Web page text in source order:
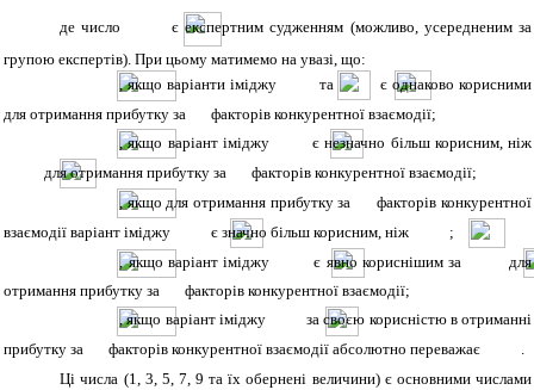
де число
є експертним судженням (можливо, усередненим за
групою експертів). При цьому матимемо на увазі, що:
, якщо варіанти іміджу
та
є однаково корисними
для отримання прибутку за
факторів конкурентної взаємодії;
, якщо варіант іміджу
є незначно більш корисним, ніж
для отримання прибутку за
факторів конкурентної взаємодії;
, якщо для отримання прибутку за
факторів конкурентної
взаємодії варіант іміджу
є значно більш корисним, ніж
;
, якщо варіант іміджу
є явно кориснішим за
для
отримання прибутку за
факторів конкурентної взаємодії;
, якщо варіант іміджу
за своєю корисністю в отриманні
прибутку за
факторів конкурентної взаємодії абсолютно переважає
.
Ці числа (1, 3, 5, 7, 9 та їх обернені величини) є основними числами